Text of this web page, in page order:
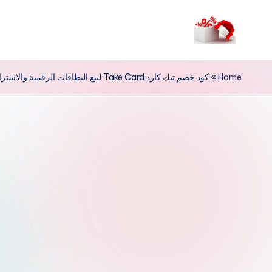
م
ر
Home
»كود خصم تيك كارد Take Card لبيع البطاقات الرقمية والاشتراكات